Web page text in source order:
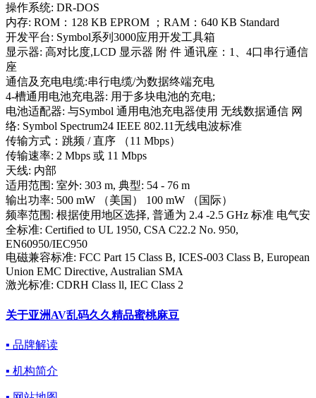
操作系统: DR-DOS
内存: ROM：128 KB EPROM ；RAM：640 KB Standard
开发平台: Symbol系列3000应用开发工具箱
显示器: 高对比度,LCD 显示器 附 件 通讯座：1、4口串行通信
座
通信及充电电缆:串行电缆/为数据终端充电
4-槽通用电池充电器: 用于多块电池的充电;
电池适配器: 与Symbol 通用电池充电器使用 无线数据通信 网
络: Symbol Spectrum24 IEEE 802.11无线电波标准
传输方式：跳频 / 直序 （11 Mbps）
传输速率: 2 Mbps 或 11 Mbps
天线: 内部
适用范围: 室外: 303 m, 典型: 54 - 76 m
输出功率: 500 mW （美国） 100 mW （国际）
频率范围: 根据使用地区选择, 普通为 2.4 -2.5 GHz 标准 电气安
全标准: Certified to UL 1950, CSA C22.2 No. 950,
EN60950/IEC950
电磁兼容标准: FCC Part 15 Class B, ICES-003 Class B, European
Union EMC Directive, Australian SMA
激光标准: CDRH Class ll, IEC Class 2
关于亚洲AV乱码久久精品蜜桃麻豆
▪ 品牌解读
▪ 机构简介